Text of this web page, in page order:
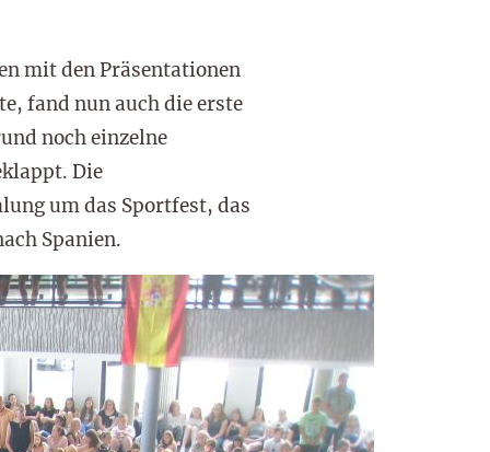
mit den Präsentationen
fand nun auch die erste
noch einzelne
Die
um das Sportfest, das
Spanien.